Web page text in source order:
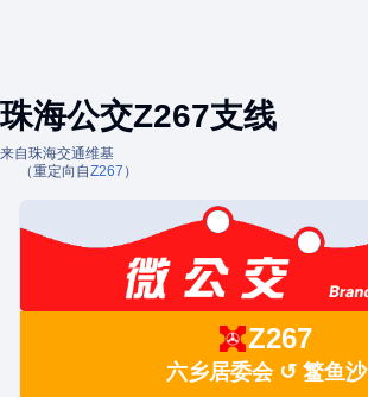
珠海公交Z267支线
来自珠海交通维基
（重定向自Z267 ）
Z267
六乡居委会 ↺ 鳘鱼沙